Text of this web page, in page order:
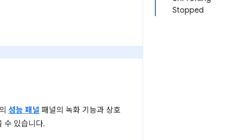
Stopped
성능 패널 패널의 녹화 기능과 상호
수 있습니다.